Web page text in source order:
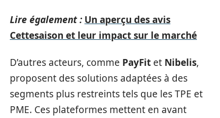
Lire également : Un aperçu des avis
Cettesaison et leur impact sur le marché
D’autres acteurs, comme PayFit et Nibelis,
proposent des solutions adaptées à des
segments plus restreints tels que les TPE et
PME. Ces plateformes mettent en avant